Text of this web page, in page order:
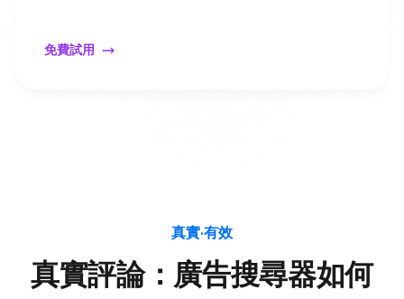
免費試用
真實·有效
真實評論：廣告搜尋器如何